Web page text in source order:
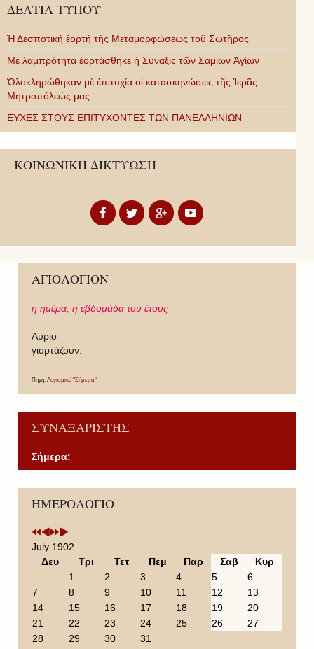
ΔΕΛΤΙΑ ΤΥΠΟΥ
Ἡ Δεσποτική ἑορτή τῆς Μεταμορφώσεως τοῦ Σωτῆρος
Με λαμπρότητα ἑορτάσθηκε ἡ Σύναξις τῶν Σαμίων Ἁγίων
Ὁλοκληρώθηκαν μὲ ἐπιτυχία οἱ κατασκηνώσεις τῆς Ἱερᾶς
Μητροπόλεώς μας
ΕΥΧΕΣ ΣΤΟΥΣ ΕΠΙΤΥΧΟΝΤΕΣ ΤΩΝ ΠΑΝΕΛΛΗΝΙΩΝ
ΚΟΙΝΩΝΙΚΗ ΔΙΚΤΥΩΣΗ
ΑΓΙΟΛΟΓΙΟΝ
η ημέρα, η εβδομάδα του έτους
Άυριο
γιορτάζουν:
Πηγή: Λογισμικό "Σήμερα"
ΣΥΝΑΞΑΡΙΣΤΗΣ
Σήμερα:
ΗΜΕΡΟΛΟΓΙΟ
P
r
v
i
e
a
r
P
r
v
i
o
o
n
t
N
e
t
Y
e
N
e
t
M
July 1902
Δευ
Τρι Τετ Πεμ Παρ Σαβ
Κυρ
1
2 3 4 5
6
7
8 9 10 11 12
13
14
15 16 17 18 19
20
21
22 23 24 25 26
27
28
29 30 31